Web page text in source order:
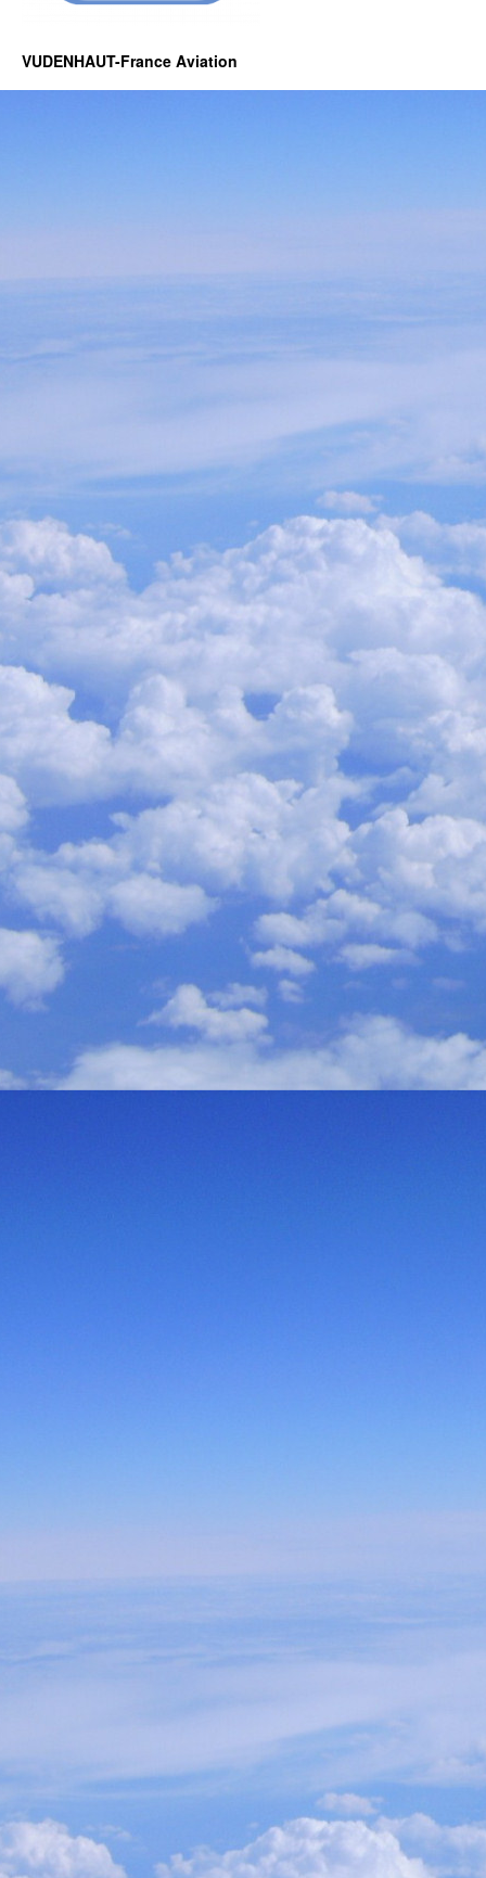
VUDENHAUT-France Aviation